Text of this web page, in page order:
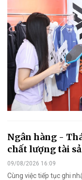
Ngân hàng -
chất lượng tài
09/08/2026 16:09
Cùng việc tiếp tục ghi